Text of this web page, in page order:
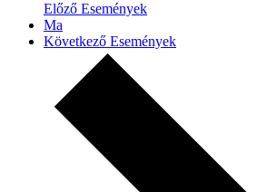
Előző Események
Ma
Következő Események